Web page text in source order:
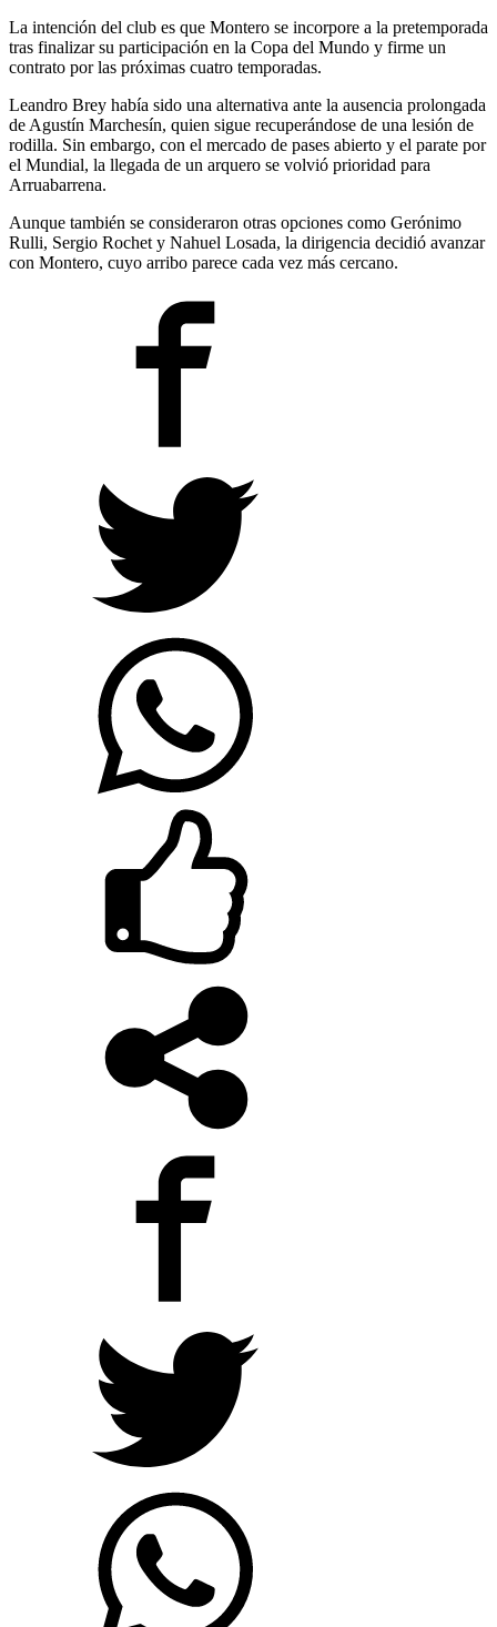
La intención del club es que Montero se incorpore a la pretemporada
tras finalizar su participación en la Copa del Mundo y firme un
contrato por las próximas cuatro temporadas.
Leandro Brey había sido una alternativa ante la ausencia prolongada
de Agustín Marchesín, quien sigue recuperándose de una lesión de
rodilla. Sin embargo, con el mercado de pases abierto y el parate por
el Mundial, la llegada de un arquero se volvió prioridad para
Arruabarrena.
Aunque también se consideraron otras opciones como Gerónimo
Rulli, Sergio Rochet y Nahuel Losada, la dirigencia decidió avanzar
con Montero, cuyo arribo parece cada vez más cercano.